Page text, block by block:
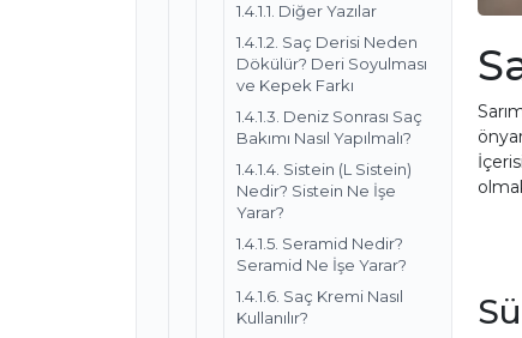
1.4.1.1. Diğer Yazılar
1.4.1.2. Saç Derisi Neden
Dökülür? Deri Soyulması
ve Kepek Farkı
1.4.1.3. Deniz Sonrası Saç
Bakımı Nasıl Yapılmalı?
1.4.1.4. Sistein (L Sistein)
Nedir? Sistein Ne İşe
Yarar?
1.4.1.5. Seramid Nedir?
Seramid Ne İşe Yarar?
1.4.1.6. Saç Kremi Nasıl
Kullanılır?